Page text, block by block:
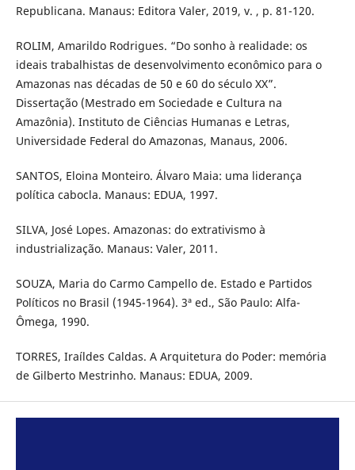
Republicana. Manaus: Editora Valer, 2019, v. , p. 81-120.
ROLIM, Amarildo Rodrigues. “Do sonho à realidade: os
ideais trabalhistas de desenvolvimento econômico para o
Amazonas nas décadas de 50 e 60 do século XX”.
Dissertação (Mestrado em Sociedade e Cultura na
Amazônia). Instituto de Ciências Humanas e Letras,
Universidade Federal do Amazonas, Manaus, 2006.
SANTOS, Eloina Monteiro. Álvaro Maia: uma liderança
política cabocla. Manaus: EDUA, 1997.
SILVA, José Lopes. Amazonas: do extrativismo à
industrialização. Manaus: Valer, 2011.
SOUZA, Maria do Carmo Campello de. Estado e Partidos
Políticos no Brasil (1945-1964). 3ª ed., São Paulo: Alfa-
Ômega, 1990.
TORRES, Iraíldes Caldas. A Arquitetura do Poder: memória
de Gilberto Mestrinho. Manaus: EDUA, 2009.